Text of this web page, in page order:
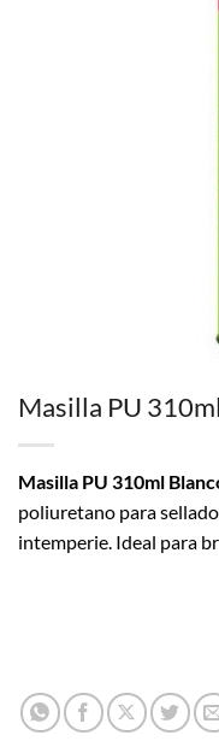
Masilla PU
Masilla PU 310ml
poliuretano para
intemperie. Ideal para